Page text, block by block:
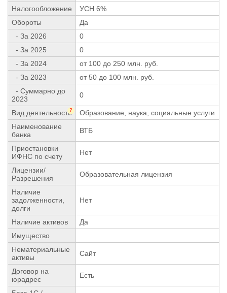
Налогообложение
УСН 6%
Обороты
Да
- За 2026
0
- За 2025
0
- За 2024
от 100 до 250 млн. руб.
- За 2023
от 50 до 100 млн. руб.
- Суммарно до
2023
0
Вид деятельности?
Образование, наука, социальные услуги
Наименование
банка
ВТБ
Приостановки
ИФНС по счету
Нет
Лицензии/
Разрешения
Образовательная лицензия
Наличие
задолженности,
долги
Нет
Наличие активов
Да
Имущество
Нематериальные
активы
Сайт
Договор на
юрадрес
Есть